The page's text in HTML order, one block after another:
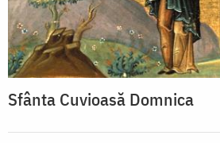
Sfânta Cuvioasă Domnica